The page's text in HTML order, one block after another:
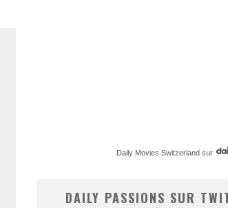
Daily Movies Switzerland sur
DAILY PASSIONS SUR